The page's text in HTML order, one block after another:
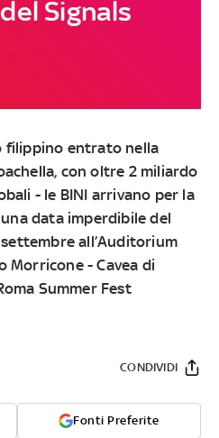
Signals
filippino entrato nella
con oltre 2 miliardo
- le BINI arrivano per la
data imperdibile del
all’Auditorium
Morricone - Cavea di
Summer Fest
Fonti Preferite
CONDIVIDI